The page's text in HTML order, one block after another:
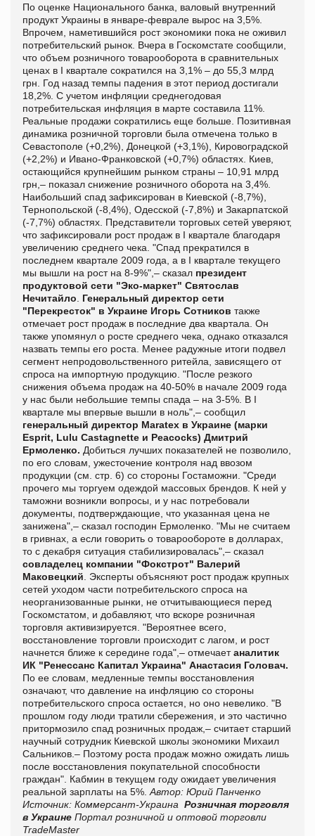
По оценке Национального банка, валовый внутренний
продукт Украины в январе-феврале вырос на 3,5%.
Впрочем, наметившийся рост экономики пока не оживил
потребительский рынок. Вчера в Госкомстате сообщили,
что объем розничного товарооборота в сравнительных
ценах в I квартале сократился на 3,1% – до 55,3 млрд
грн. Год назад темпы падения в этот период достигали
18,2%. С учетом инфляции среднегодовая
потребительская инфляция в марте составила 11%.
Реальные продажи сократились еще больше. Позитивная
динамика розничной торговли была отмечена только в
Севастополе (+0,2%), Донецкой (+3,1%), Кировоградской
(+2,2%) и Ивано-Франковской (+0,7%) областях. Киев,
остающийся крупнейшим рынком страны – 10,91 млрд
грн,– показал снижение розничного оборота на 3,4%.
Наибольший спад зафиксирован в Киевской (-8,7%),
Тернопольской (-8,4%), Одесской (-7,8%) и Закарпатской
(-7,7%) областях. Представители торговых сетей уверяют,
что зафиксировали рост продаж в I квартале благодаря
увеличению среднего чека. "Спад прекратился в
последнем квартале 2009 года, а в I квартале текущего
мы вышли на рост на 8-9%",– сказал президент
продуктовой сети "Эко-маркет" Святослав
Нечитайло
Генеральный директор сети
"Перекресток" в Украине Игорь Сотников также
отмечает рост продаж в последние два квартала. Он
также упомянул о росте среднего чека, однако отказался
назвать темпы его роста. Менее радужные итоги подвел
сегмент непродовольственного ритейла, зависящего от
спроса на импортную продукцию. "После резкого
снижения объема продаж на 40-50% в начале 2009 года
у нас были небольшие темпы спада – на 3-5%. В I
квартале мы впервые вышли в ноль",– сообщил
генеральный директор Maratex в Украине (марки
Esprit, Lulu Castagnette и Peacoсks) Дмитрий
Ермоленко. Добиться лучших показателей не позволило,
по его словам, ужесточение контроля над ввозом
продукции (см. стр. 6) со стороны Гостаможни. "Среди
прочего мы торгуем одеждой массовых брендов. К ней у
таможни возникли вопросы, и у нас потребовали
документы, подтверждающие, что указанная цена не
занижена",– сказал господин Ермоленко. "Мы не считаем
в гривнах, а если говорить о товарообороте в долларах,
то с декабря ситуация стабилизировалась",– сказал
совладелец компании "Фокстрот" Валерий
Маковецкий . Эксперты объясняют рост продаж крупных
сетей уходом части потребительского спроса на
неорганизованные рынки, не отчитывающиеся перед
Госкомстатом, и добавляют, что вскоре розничная
торговля активизируется. "Вероятнее всего,
восстановление торговли происходит с лагом, и рост
начнется ближе к середине года",– отмечаетаналитик
ИК "Ренессанс Капитал Украина" Анастасия Головач.
По ее словам, медленные темпы восстановления
означают, что давление на инфляцию со стороны
потребительского спроса остается, но оно невелико. "В
прошлом году люди тратили сбережения, и это частично
притормозило спад розничных продаж,– считает старший
научный сотрудник Киевской школы экономики Михаил
Сальников.– Поэтому роста продаж можно ожидать лишь
после восстановления покупательной способности
граждан". Кабмин в текущем году ожидает увеличения
реальной зарплаты на 5%. Автор: Юрий Панченко
Источник: Коммерсант-Украина Розничная торговля
в Украине Портал розничной и оптовой торговли
TradeMaster